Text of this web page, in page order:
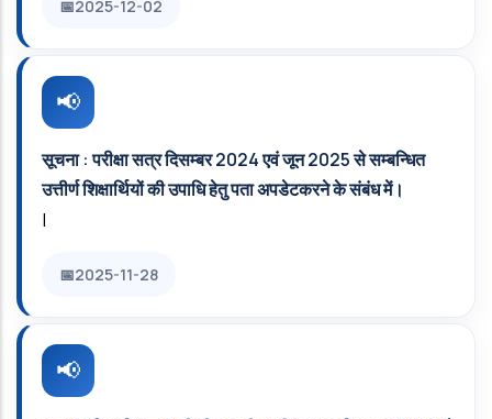
2025-12-02
सूचना : परीक्षा सत्र दिसम्बर 2024 एवं जून 2025 से सम्बन्धित
उत्तीर्ण शिक्षार्थियों की उपाधि हेतु पता अपडेटकरने के संबंध में।
|
2025-11-28